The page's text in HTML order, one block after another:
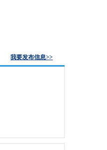
我要发布信息>>